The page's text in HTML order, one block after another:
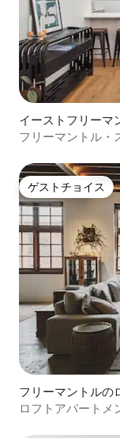
イーストフリーマ
フリーマントル・
ゲストチョイス
ゲストチョイス
フリーマントルの
ロフトアパートメ